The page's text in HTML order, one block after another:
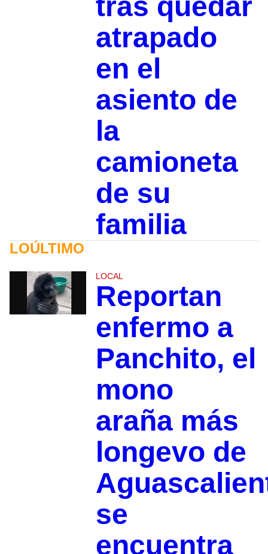
tras quedar
atrapado
en el
asiento de
la
camioneta
de su
familia
LOÚLTIMO
LOCAL
Reportan
enfermo a
Panchito, el
mono
araña más
longevo de
se
encuentra